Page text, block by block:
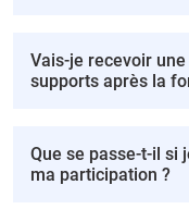
Vais-je recevoir
supports après la
Que se passe-t-il si
ma participation ?